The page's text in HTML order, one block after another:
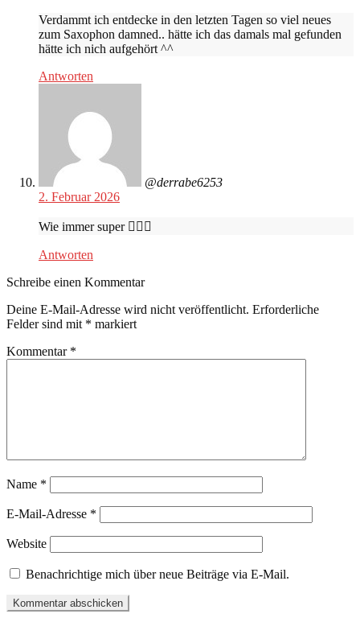
Verdammt ich entdecke in den letzten Tagen so viel neues
zum Saxophon damned.. hätte ich das damals mal gefunden
hätte ich nich aufgehört ^^
Antworten
@derrabe6253
2. Februar 2026
Wie immer super 👍🏻😎
Antworten
Schreibe einen Kommentar
Deine E-Mail-Adresse wird nicht veröffentlicht. Erforderliche
Felder sind mit * markiert
Kommentar *
Name *
E-Mail-Adresse *
Website
Benachrichtige mich über neue Beiträge via E-Mail.